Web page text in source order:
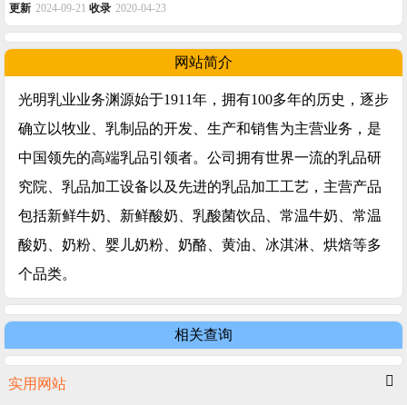
更新 2024-09-21 收录 2020-04-23
网站简介
光明乳业业务渊源始于1911年，拥有100多年的历史，逐步
确立以牧业、乳制品的开发、生产和销售为主营业务，是
中国领先的高端乳品引领者。公司拥有世界一流的乳品研
究院、乳品加工设备以及先进的乳品加工工艺，主营产品
包括新鲜牛奶、新鲜酸奶、乳酸菌饮品、常温牛奶、常温
酸奶、奶粉、婴儿奶粉、奶酪、黄油、冰淇淋、烘焙等多
个品类。
相关查询
实用网站